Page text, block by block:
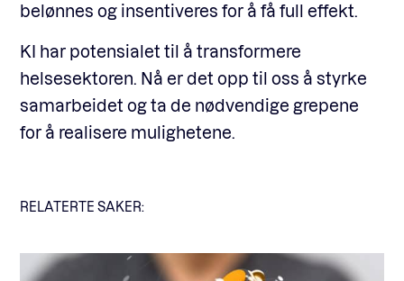
belønnes og insentiveres for å få full effekt.
KI har potensialet til å transformere
helsesektoren. Nå er det opp til oss å styrke
samarbeidet og ta de nødvendige grepene
for å realisere mulighetene.
RELATERTE SAKER: